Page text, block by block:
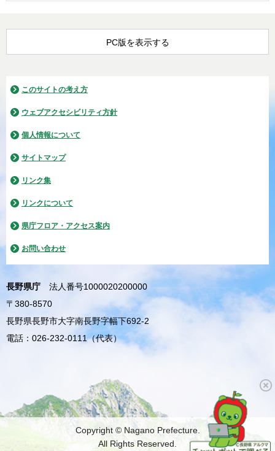
PC版を表示する
このサイトの考え方
ウェブアクセシビリティ方針
個人情報について
サイトマップ
リンク集
リンクについて
県庁フロア・アクセス案内
お問い合わせ
長野県庁
法人番号1000020200000
〒380-8570
長野県長野市大字南長野字幅下692-2
電話：026-232-0111（代表）
Copyright © Nagano Prefecture.
All Rights Reserved.